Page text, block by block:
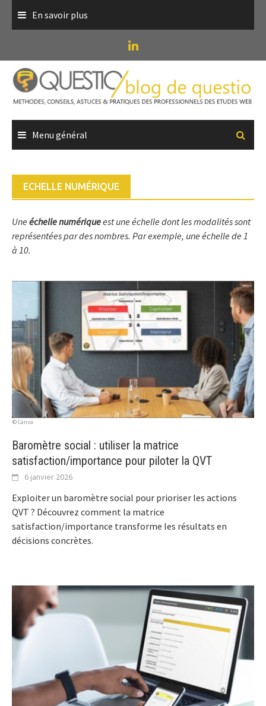
En savoir plus
Menu général
ECHELLE NUMÉRIQUE
Une échelle numériqueest une échelle dont les modalités sont
représentées par des nombres. Par exemple, une échelle de 1
à 10.
© Canva
Baromètre social : utiliser la matrice
satisfaction/importance pour piloter la QVT
6 janvier 2026
Exploiter un baromètre social pour prioriser les actions
QVT ? Découvrez comment la matrice
satisfaction/importance transforme les résultats en
décisions concrètes.